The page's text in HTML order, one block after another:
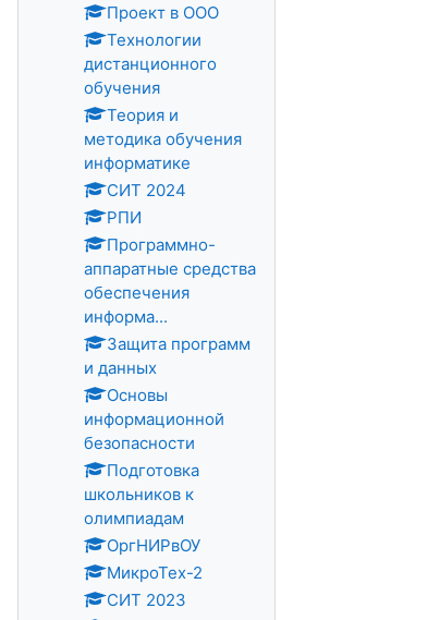
Проект в ООО
Технологии
дистанционного
обучения
Теория и
методика обучения
информатике
СИТ 2024
РПИ
Программно-
аппаратные средства
обеспечения
информа...
Защита программ
и данных
Основы
информационной
безопасности
Подготовка
школьников к
олимпиадам
ОргНИРвОУ
МикроТех-2
СИТ 2023